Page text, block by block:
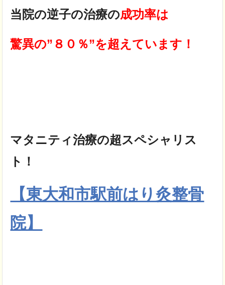
当院の逆子の治療の成功率は
驚異の”８０％”を超えています！
マタニティ治療の超スペシャリス
ト！
【東大和市駅前はり灸整骨
院】